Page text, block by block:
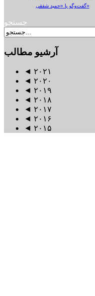
گفت‌وگو با «حمید شفقی»
جستجو
آرشیو مطالب
◄ ۲۰۲۱
◄ ۲۰۲۰
◄ ۲۰۱۹
◄ ۲۰۱۸
◄ ۲۰۱۷
◄ ۲۰۱۶
◄ ۲۰۱۵